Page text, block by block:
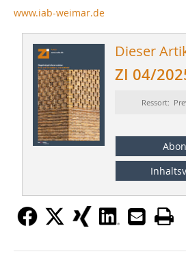
www.iab-weimar.de
Dieser
ZI 04/
Ressort: